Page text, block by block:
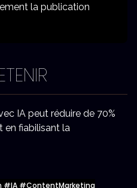
la publication
IA peut réduire de 70%
fiabilisant la
#IA #ContentMarketing